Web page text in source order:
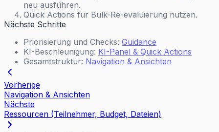
neu ausführen.
Quick Actions für Bulk-Re-evaluierung nutzen.
Nächste Schritte
Priorisierung und Checks: Guidance
KI-Beschleunigung: KI-Panel & Quick Actions
Gesamtstruktur: Navigation & Ansichten
Vorherige
Navigation & Ansichten
Nächste
Ressourcen (Teilnehmer, Budget, Dateien)